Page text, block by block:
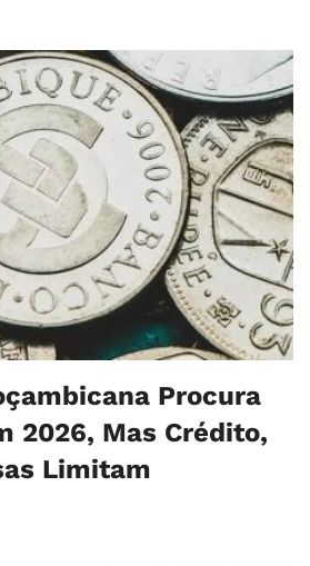
Procura
2026, Mas Crédito,
Limitam